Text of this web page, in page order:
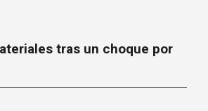
tras un choque por